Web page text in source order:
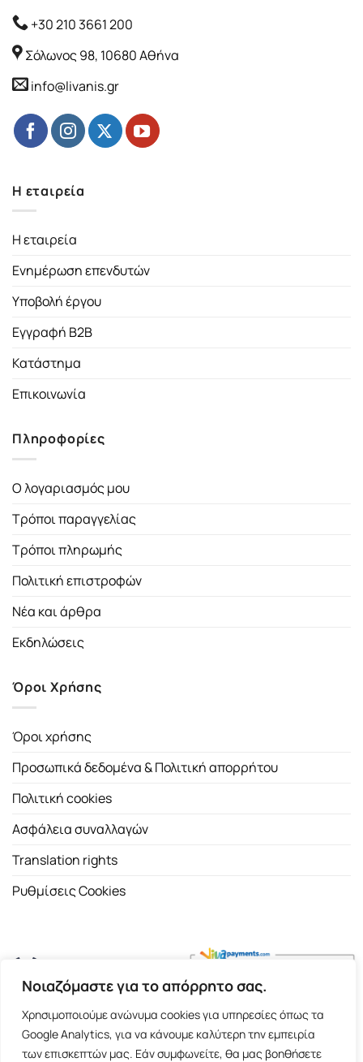
Νοιαζόμαστε για το απόρρητο σας.
Χρησιμοποιούμε ανώνυμα cookies για υπηρεσίες όπως τα
Google Analytics, για να κάνουμε καλύτερη την εμπειρία
των επισκεπτών μας. Εάν συμφωνείτε, θα μας βοηθήσετε
+30 210 3661 200
Σόλωνος 98, 10680 Αθήνα
info@livanis.gr
Η εταιρεία
Η εταιρεία
Ενημέρωση επενδυτών
Υποβολή έργου
Εγγραφή B2B
Κατάστημα
Επικοινωνία
Πληροφορίες
Ο λογαριασμός μου
Τρόποι παραγγελίας
Τρόποι πληρωμής
Πολιτική επιστροφών
Νέα και άρθρα
Εκδηλώσεις
Όροι Χρήσης
Όροι χρήσης
Προσωπικά δεδομένα & Πολιτική απορρήτου
Πολιτική cookies
Ασφάλεια συναλλαγών
Translation rights
Ρυθμίσεις Cookies
Copyright 2026 ©Εκδοτικός Οίκος Α.Α. Λιβάνη| All rights
reserved.
Σόλωνος 98, 10680 Αθήνα | Τ:2103661200- F: 2103617791